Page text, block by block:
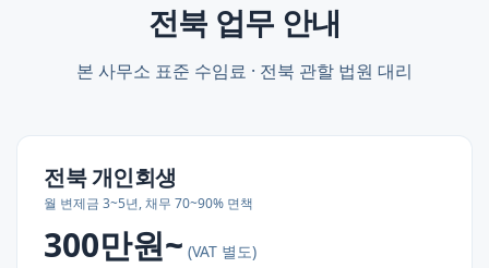
전북 업무 안내
본 사무소 표준 수임료 · 전북 관할 법원 대리
전북개인회생
월 변제금 3~5년, 채무 70~90% 면책
300만원~ (VAT 별도)